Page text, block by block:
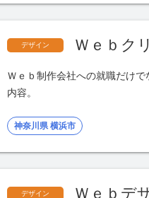
デザイン Ｗｅｂク
Ｗｅｂ制作会社への就職だけ
内容。
神奈川県 横浜市
デザイン Ｗｅｂデ